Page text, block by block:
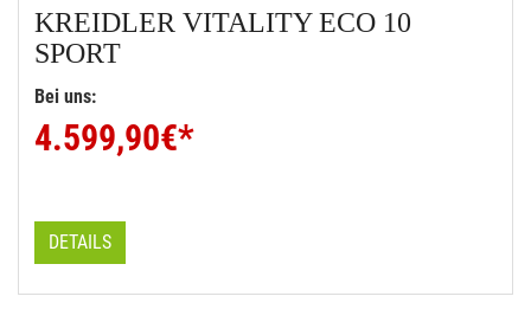
KREIDLER VITALITY ECO 10
SPORT
Bei uns:
4.599,90€*
DETAILS